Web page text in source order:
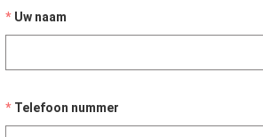
Uw naam
Telefoon nummer